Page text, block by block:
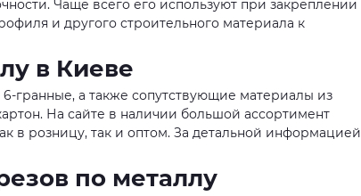
Чаще всего его используют при закреплении
и другого строительного материала к
в Киеве
гранные, а также сопутствующие материалы из
На сайте в наличии большой ассортимент
в розницу, так и оптом. За детальной информацией
по металлу